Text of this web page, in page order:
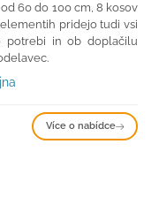
60 do 100 cm, 8 kosov
pridejo tudi vsi
potrebi in ob doplačilu
Více o nabídce